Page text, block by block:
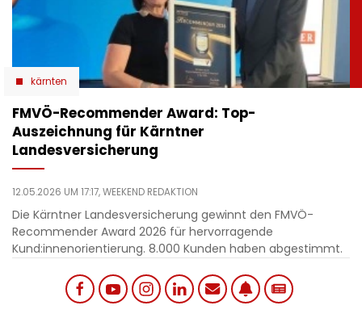
kärnten
​FMVÖ-Recommender Award: Top-
Auszeichnung für Kärntner
Landesversicherung
12.05.2026 UM 17:17,WEEKEND REDAKTION
Die Kärntner Landesversicherung gewinnt den FMVÖ-
Recommender Award 2026 für hervorragende
Kund:innenorientierung. 8.000 Kunden haben abgestimmt.